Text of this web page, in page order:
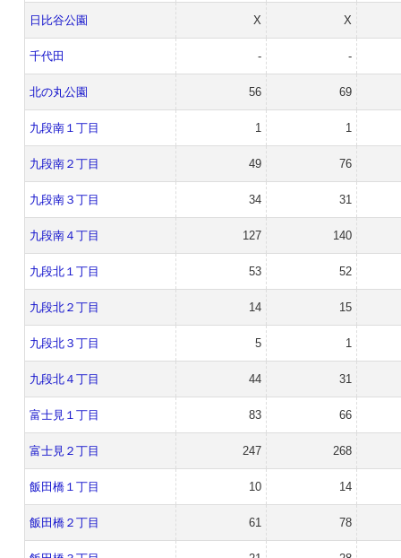
日比谷公園 X X
千代田 - -
北の丸公園 56 69
九段南１丁目 1 1
九段南２丁目 49 76
九段南３丁目 34 31
九段南４丁目 127 140
九段北１丁目 53 52
九段北２丁目 14 15
九段北３丁目 5 1
九段北４丁目 44 31
富士見１丁目 83 66
富士見２丁目 247 268
飯田橋１丁目 10 14
飯田橋２丁目 61 78